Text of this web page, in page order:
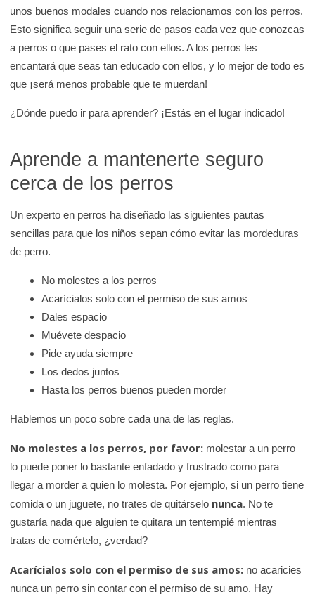
unos buenos modales cuando nos relacionamos con los perros.
Esto significa seguir una serie de pasos cada vez que conozcas
a perros o que pases el rato con ellos. A los perros les
encantará que seas tan educado con ellos, y lo mejor de todo es
que ¡será menos probable que te muerdan!
¿Dónde puedo ir para aprender? ¡Estás en el lugar indicado!
Aprende a mantenerte seguro
cerca de los perros
Un experto en perros ha diseñado las siguientes pautas
sencillas para que los niños sepan cómo evitar las mordeduras
de perro.
No molestes a los perros
Acarícialos solo con el permiso de sus amos
Dales espacio
Muévete despacio
Pide ayuda siempre
Los dedos juntos
Hasta los perros buenos pueden morder
Hablemos un poco sobre cada una de las reglas.
No molestes a los perros, por favor: molestar a un perro
lo puede poner lo bastante enfadado y frustrado como para
llegar a morder a quien lo molesta. Por ejemplo, si un perro tiene
comida o un juguete, no trates de quitárselo nunca. No te
gustaría nada que alguien te quitara un tentempié mientras
tratas de comértelo, ¿verdad?
Acarícialos solo con el permiso de sus amos: no acaricies
nunca un perro sin contar con el permiso de su amo. Hay